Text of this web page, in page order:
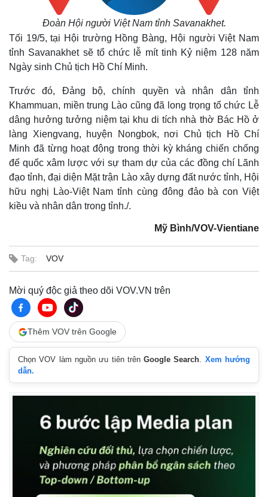
Kinh tế
Bất động sản
Khởi nghiệp
Chứng khoán
Giá cà phê
Đoàn Hội người Việt Nam tỉnh Savanakhet.
Tối 19/5, tại Hội trường Hồng Bàng, Hội người Việt Nam
tỉnh Savanakhet sẽ tổ chức lễ mít tinh Kỷ niệm 128 năm
Ngày sinh Chủ tịch Hồ Chí Minh.
Trước đó, Đảng bộ, chính quyền và nhân dân tỉnh
Khammuan, miền trung Lào cũng đã long trọng tổ chức Lễ
dâng hưởng tưởng niệm tại khu di tích nhà thờ Bác Hồ ở
làng Xiengvang, huyện Nongbok, nơi Chủ tịch Hồ Chí
Minh đã từng hoạt động trong thời kỳ kháng chiến chống
đế quốc xâm lược với sự tham dự của các đồng chí Lãnh
đạo tỉnh, đại diện Mặt trận Lào xây dựng đất nước tỉnh, Hội
hữu nghị Lào-Việt Nam tỉnh cùng đông đảo bà con Việt
kiều và nhân dân trong tỉnh./.
Mỹ Bình/VOV-Vientiane
Tag: VOV
Mời quý độc giả theo dõi VOV.VN trên
Thêm VOV trên Google
Chọn VOV làm nguồn ưu tiên trênGoogle Search. Xem hướng
dẫn.